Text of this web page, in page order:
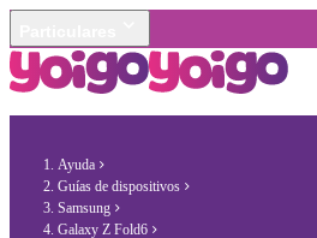
Ayuda
Guías de dispositivos
Samsung
Galaxy Z Fold6